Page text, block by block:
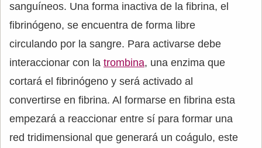
sanguíneos. Una forma inactiva de la fibrina, el
fibrinógeno, se encuentra de forma libre
circulando por la sangre. Para activarse debe
interaccionar con la trombina, una enzima que
cortará el fibrinógeno y será activado al
convertirse en fibrina. Al formarse en fibrina esta
empezará a reaccionar entre sí para formar una
red tridimensional que generará un coágulo, este